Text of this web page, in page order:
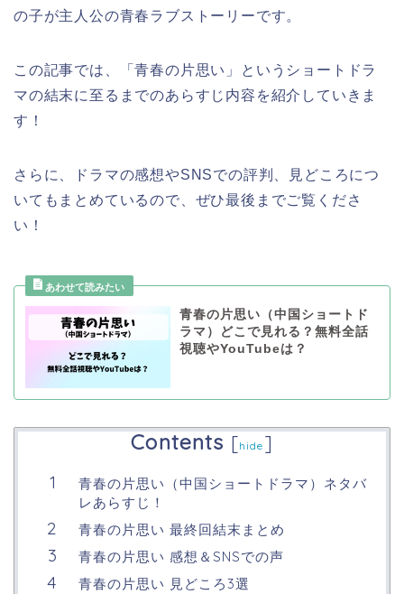
の子が主人公の青春ラブストーリーです。
この記事では、「青春の片思い」というショートドラ
マの結末に至るまでのあらすじ内容を紹介していきま
す！
さらに、ドラマの感想やSNSでの評判、見どころにつ
いてもまとめているので、ぜひ最後までご覧くださ
い！
青春の片思い（中国ショートド
ラマ）どこで見れる？無料全話
視聴やYouTubeは？
Contents [hide ]
青春の片思い（中国ショートドラマ）ネタバ
レあらすじ！
青春の片思い 最終回結末まとめ
青春の片思い 感想＆SNSでの声
青春の片思い 見どころ3選